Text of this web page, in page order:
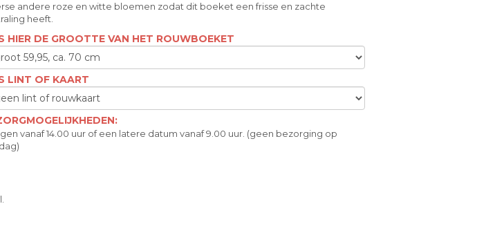
andere roze en witte bloemen zodat dit boeket een frisse en zachte
heeft.
HIER DE GROOTTE VAN HET ROUWBOEKET
LINT OF KAART
vanaf 14.00 uur of een latere datum vanaf 9.00 uur. (geen bezorging op